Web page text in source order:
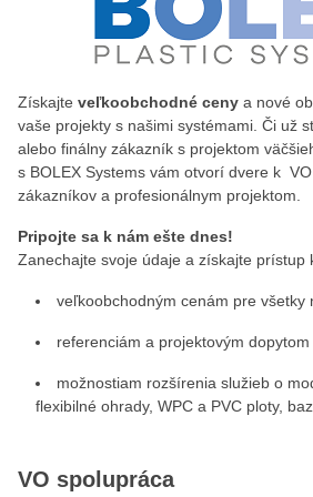
Získajte veľkoobchodné ceny a nové
vaše projekty s našimi systémami. Či už
alebo finálny zákazník s projektom
s BOLEX Systems vám otvorí dvere k
zákazníkov a profesionálnym projektom.
Pripojte sa k nám ešte dnes!
Zanechajte svoje údaje a získajte prístup
veľkoobchodným cenám pre všetky
referenciám a projektovým
možnostiam rozšírenia služieb o
flexibilné ohrady, WPC a PVC ploty,
VO spolupráca